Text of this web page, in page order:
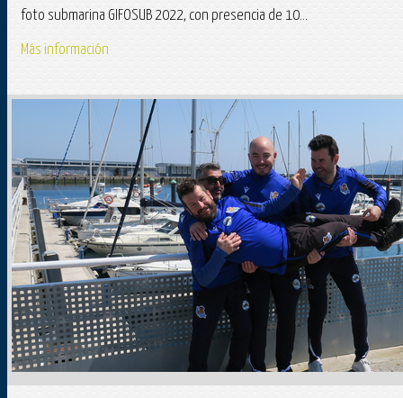
foto submarina GIFOSUB 2022, con presencia de 10...
Más información